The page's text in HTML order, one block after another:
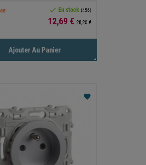
 En stock (456)
Prix
12,69 € 28,20 €
Ajouter Au Panier
favorite